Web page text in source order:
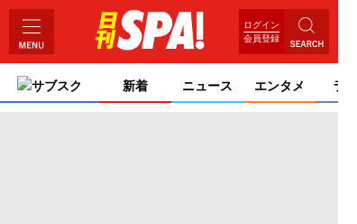
ログイン
会員登録
サブスク 新着 ニュース エンタメ ライ